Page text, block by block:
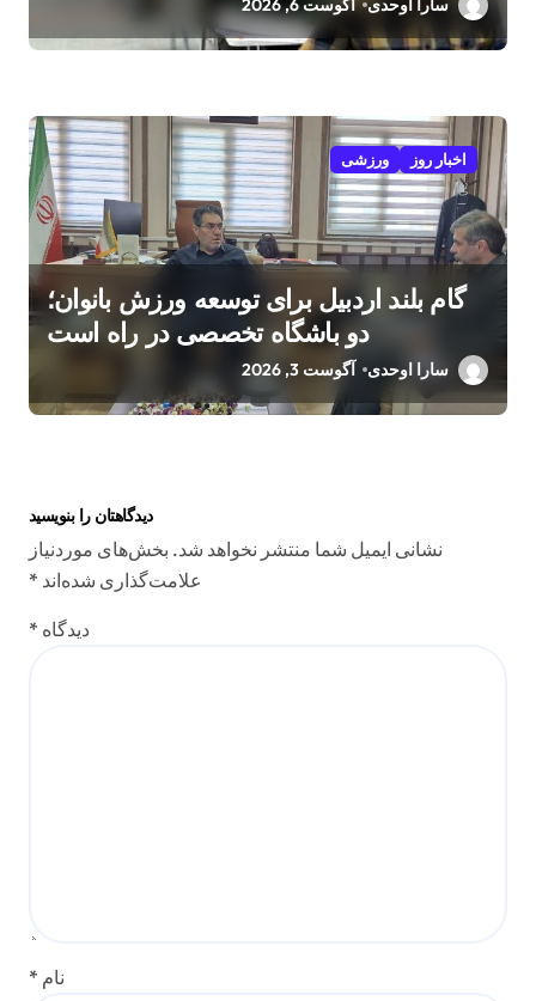
اخبار روز ورزشی
گام بلند اردبیل برای توسعه ورزش بانوان؛
دو باشگاه تخصصی در راه است
سارا اوحدی آگوست 3, 2026
دیدگاهتان را بنویسید
نشانی ایمیل شما منتشر نخواهد شد. بخش‌های موردنیاز
علامت‌گذاری شده‌اند *
دیدگاه *
نام *